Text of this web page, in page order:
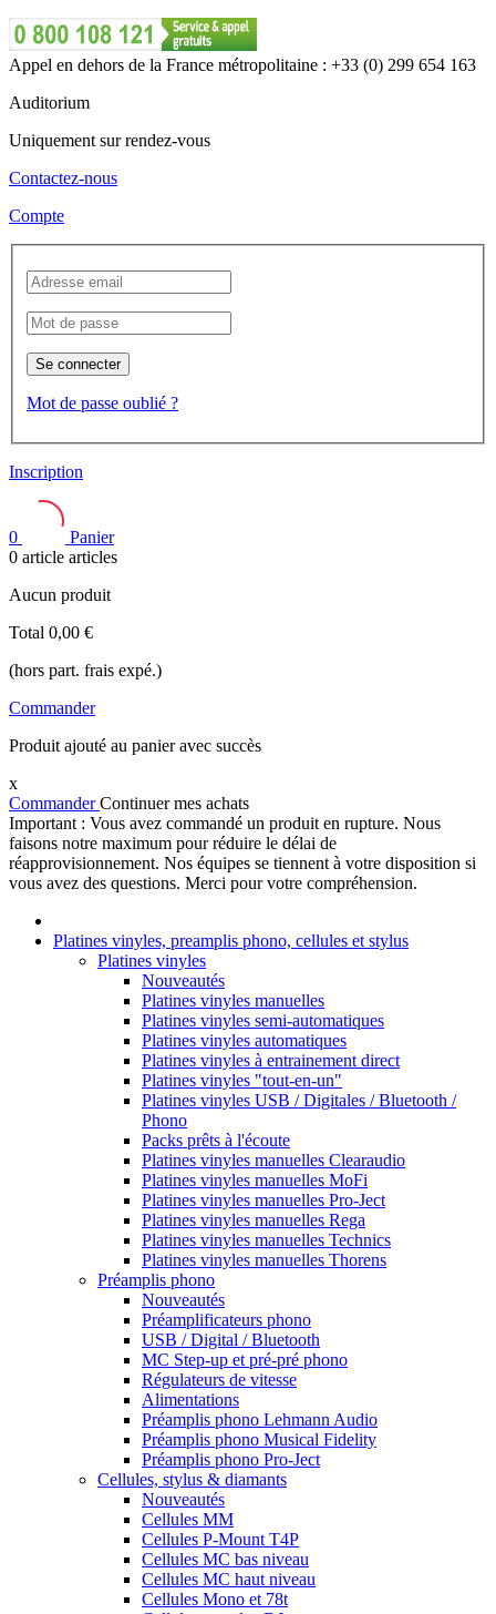
Appel en dehors de la France métropolitaine : +33 (0) 299 654 163
Auditorium
Uniquement sur rendez-vous
Contactez-nous
Compte
Se connecter
Mot de passe oublié ?
Inscription
0
Panier
0 article articles
Aucun produit
Total 0,00 €
(hors part. frais expé.)
Commander
Produit ajouté au panier avec succès
x
CommanderContinuer mes achats
Important : Vous avez commandé un produit en rupture. Nous
faisons notre maximum pour réduire le délai de
réapprovisionnement. Nos équipes se tiennent à votre disposition si
vous avez des questions. Merci pour votre compréhension.
Platines vinyles, preamplis phono, cellules et stylus
Platines vinyles
Nouveautés
Platines vinyles manuelles
Platines vinyles semi-automatiques
Platines vinyles automatiques
Platines vinyles à entrainement direct
Platines vinyles "tout-en-un"
Platines vinyles USB / Digitales / Bluetooth /
Phono
Packs prêts à l'écoute
Platines vinyles manuelles Clearaudio
Platines vinyles manuelles MoFi
Platines vinyles manuelles Pro-Ject
Platines vinyles manuelles Rega
Platines vinyles manuelles Technics
Platines vinyles manuelles Thorens
Préamplis phono
Nouveautés
Préamplificateurs phono
USB / Digital / Bluetooth
MC Step-up et pré-pré phono
Régulateurs de vitesse
Alimentations
Préamplis phono Lehmann Audio
Préamplis phono Musical Fidelity
Préamplis phono Pro-Ject
Cellules, stylus & diamants
Nouveautés
Cellules MM
Cellules P-Mount T4P
Cellules MC bas niveau
Cellules MC haut niveau
Cellules Mono et 78t